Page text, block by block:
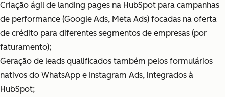
Criação ágil de landing pages na HubSpot para campanhas
de performance (Google Ads, Meta Ads) focadas na oferta
de crédito para diferentes segmentos de empresas (por
faturamento);
Geração de leads qualificados também pelos formulários
nativos do WhatsApp e Instagram Ads, integrados à
HubSpot;